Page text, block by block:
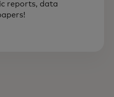
reports, data